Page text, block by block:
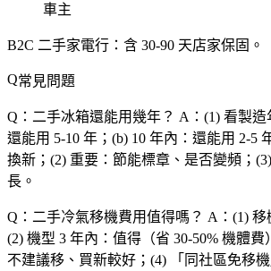
車主
B2C 二手家電行 ：含 30-90 天店家保固。
常見問題
Q：二手冰箱還能用幾年？ A：(1) 看製造
還能用 5-10 年；(b) 10 年內：還能用 2-5
換新；(2) 重要：節能標章、是否變頻；
長。
Q：二手冷氣移機費用值得嗎？ A：(1) 移
(2) 機型 3 年內：值得（省 30-50% 機體費
不建議移、買新較好；(4) 「同社區免移